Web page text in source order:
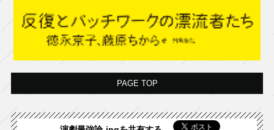
PAGE TOP